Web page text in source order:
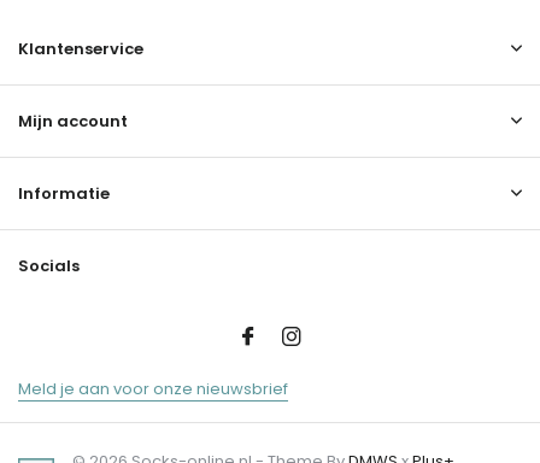
Klantenservice
Mijn account
Informatie
Socials
Meld je aan voor onze nieuwsbrief